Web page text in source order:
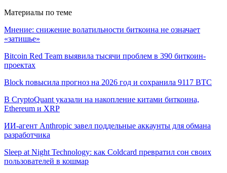
Материалы по теме
Мнение: снижение волатильности биткоина не означает
«затишье»
Bitcoin Red Team выявила тысячи проблем в 390 биткоин-
проектах
Block повысила прогноз на 2026 год и сохранила 9117 BTC
В CryptoQuant указали на накопление китами биткоина,
Ethereum и XRP
ИИ-агент Anthropic завел поддельные аккаунты для обмана
разработчика
Sleep at Night Technology: как Coldcard превратил сон своих
пользователей в кошмар